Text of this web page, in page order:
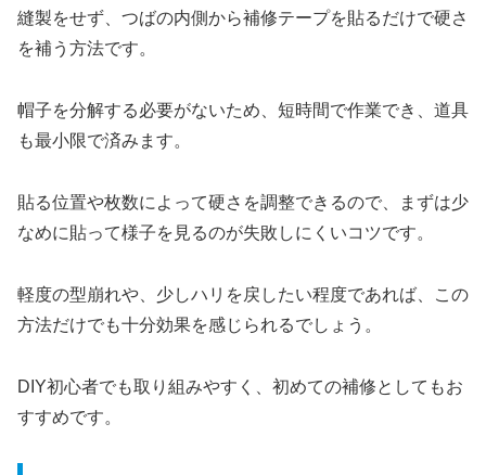
縫製をせず、つばの内側から補修テープを貼るだけで硬さ
を補う方法です。
帽子を分解する必要がないため、短時間で作業でき、道具
も最小限で済みます。
貼る位置や枚数によって硬さを調整できるので、まずは少
なめに貼って様子を見るのが失敗しにくいコツです。
軽度の型崩れや、少しハリを戻したい程度であれば、この
方法だけでも十分効果を感じられるでしょう。
DIY初心者でも取り組みやすく、初めての補修としてもお
すすめです。